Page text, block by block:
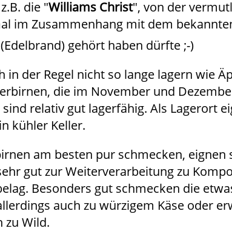
die "Williams Christ", von der
im Zusammenhang mit dem
(Edelbrand) gehört haben dürfte ;-)
in der Regel nicht so lange lagern wie
die im November und
relativ gut lagerfähig. Als Lagerort
kühler Keller.
am besten pur schmecken, eignen
gut zur Weiterverarbeitung zu
Besonders gut schmecken die
auch zu würzigem Käse oder
zu Wild.